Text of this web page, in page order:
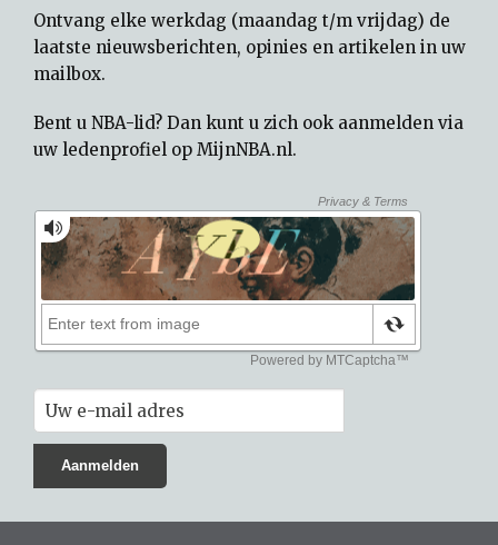
Ontvang elke werkdag (maandag t/m vrijdag) de
laatste nieuwsberichten, opinies en artikelen in uw
mailbox.
Bent u NBA-lid? Dan kunt u zich ook aanmelden via
uw ledenprofiel op MijnNBA.nl.